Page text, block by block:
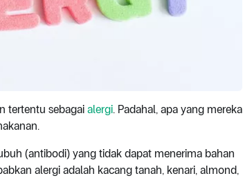
tertentu sebagai alergi. Padahal, apa yang mereka
(antibodi) yang tidak dapat menerima bahan
alergi adalah kacang tanah, kenari, almond,